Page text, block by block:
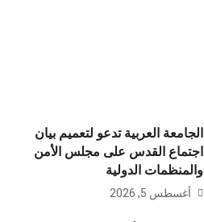
الجامعة العربية تدعو لتعميم بيان
اجتماع القدس على مجلس الأمن
والمنظمات الدولية
أغسطس 5, 2026